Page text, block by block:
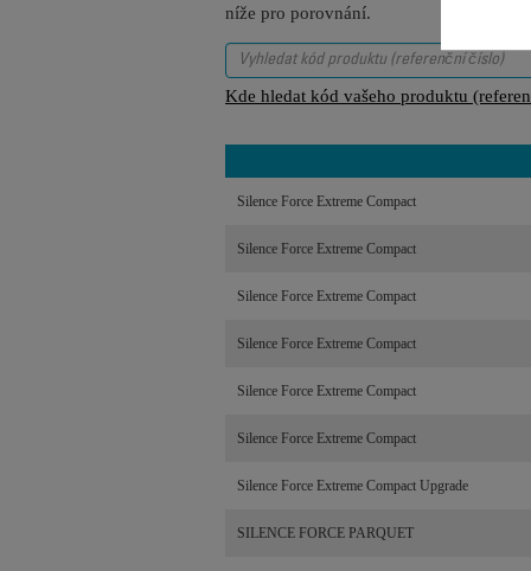
níže pro porovnání.
Kde hledat kód vašeho produktu
Silence Force Extreme Compact
Silence Force Extreme Compact
Silence Force Extreme Compact
Silence Force Extreme Compact
Silence Force Extreme Compact
Silence Force Extreme Compact
Silence Force Extreme Compact Upgrade
SILENCE FORCE PARQUET